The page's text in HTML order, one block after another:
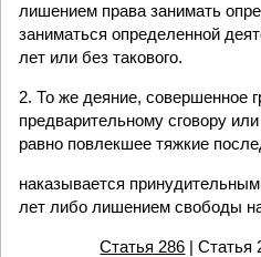
лишением права занимать
заниматься определенной
лет или без такового.
2. То же деяние, совершенное
предварительному сговору
равно повлекшее тяжкие
наказывается
лет либо лишением свободы
Статья 286 | Статья